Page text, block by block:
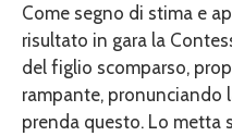
Come segno di stima e
risultato in gara la
del figlio scomparso,
rampante, pronunciando
prenda questo. Lo metta